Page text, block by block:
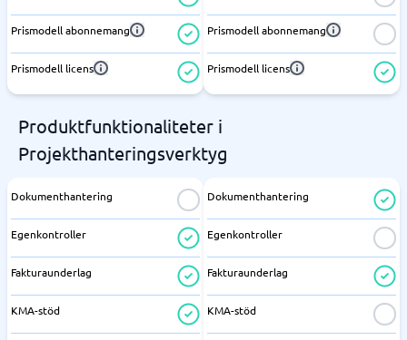
Prismodell abonnemang
Prismodell licens
Prismodell abonnemang
Prismodell licens
Produktfunktionaliteter i
Projekthanteringsverktyg
Dokumenthantering
Egenkontroller
Fakturaunderlag
KMA-stöd
Dokumenthantering
Egenkontroller
Fakturaunderlag
KMA-stöd